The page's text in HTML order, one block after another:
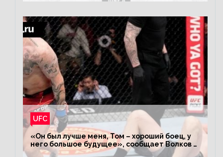
UFC
«Он был лучше меня, Том – хороший боец, у
него большое будущее», сообщает Волков –
о поражении Аспиналлу